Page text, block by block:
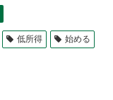
低所得
始める